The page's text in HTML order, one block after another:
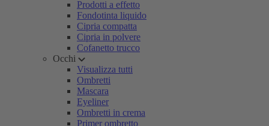
Prodotti a effetto
Fondotinta liquido
Cipria compatta
Cipria in polvere
Cofanetto trucco
Occhi
Visualizza tutti
Ombretti
Mascara
Eyeliner
Ombretti in crema
Primer ombretto